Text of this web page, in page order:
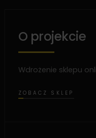
O projekcie
Wdrożenie sklepu
ZOBACZ SKLEP